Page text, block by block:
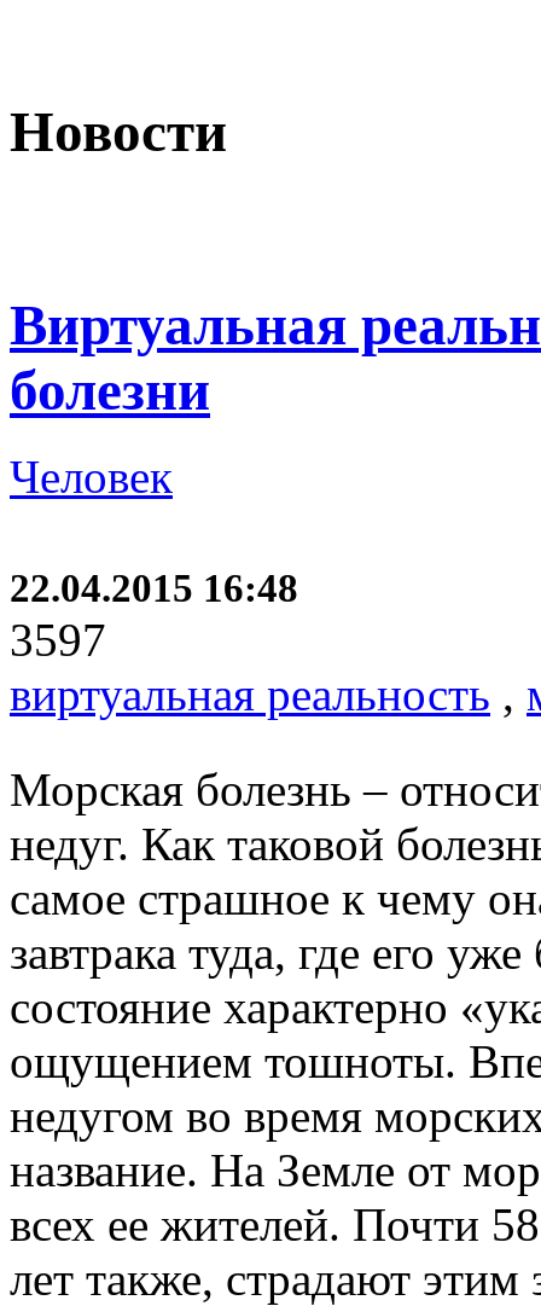
Новости
Виртуальная
болезни
Человек
22.04.2015 16:48
3597
виртуальная реальность ,
Морская болезнь –
недуг. Как таковой
самое страшное к чему
завтрака туда, где его
состояние характерно
ощущением тошноты.
недугом во время
название. На Земле от
всех ее жителей. Почти
лет также, страдают этим